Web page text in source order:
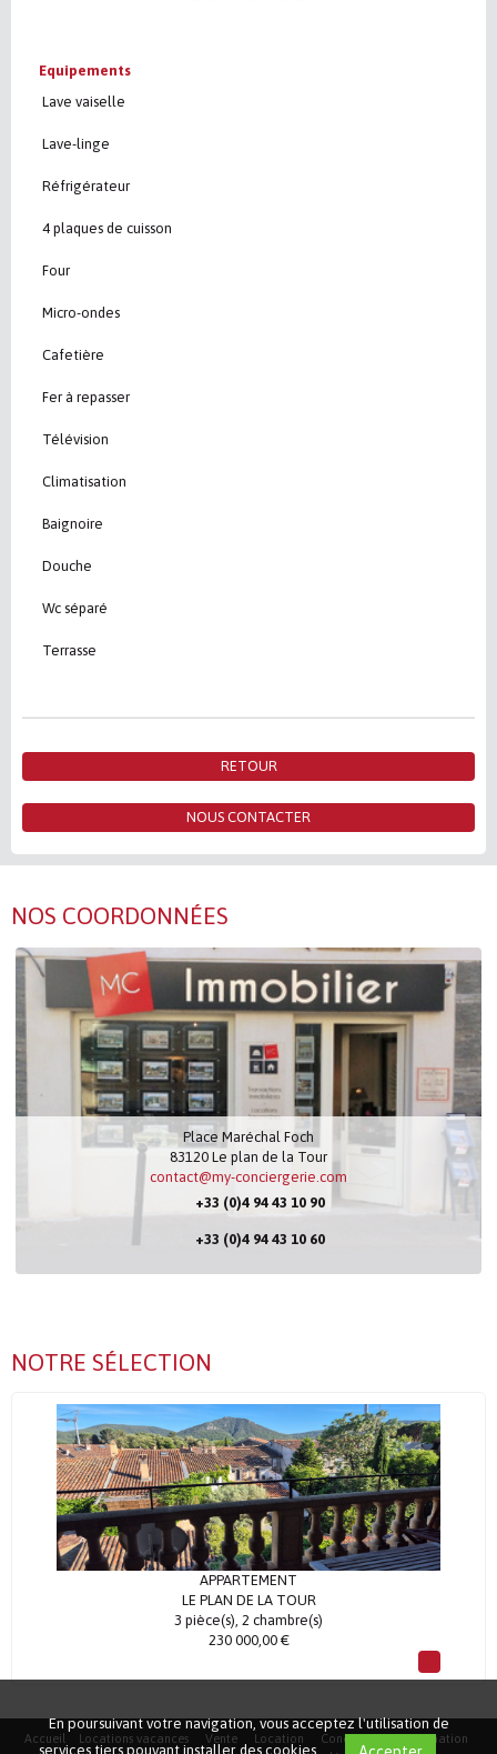
Equipements
Lave vaiselle
Lave-linge
Réfrigérateur
4 plaques de cuisson
Four
Micro-ondes
Cafetière
Fer à repasser
Télévision
Climatisation
Baignoire
Douche
Wc séparé
Terrasse
RETOUR
NOUS CONTACTER
NOS COORDONNÉES
Place Maréchal Foch
83120 Le plan de la Tour
contact@my-conciergerie.com
+33 (0)4 94 43 10 90
+33 (0)4 94 43 10 60
NOTRE SÉLECTION
APPARTEMENT
LE PLAN DE LA TOUR
3 pièce(s), 2 chambre(s)
230 000,00 €
Accueil Locations vacances Vente Location Conciergerie
Estimation
En poursuivant votre navigation, vous acceptez l'utilisation de
services tiers pouvant installer des cookies